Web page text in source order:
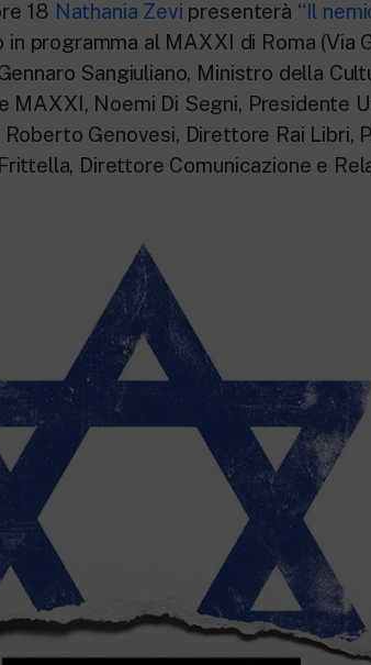
18 Nathania Zevi presenterà “Il
programma al MAXXI di Roma (Via
Sangiuliano, Ministro della
MAXXI, Noemi Di Segni, Presidente
Genovesi, Direttore Rai Libri,
Direttore Comunicazione e